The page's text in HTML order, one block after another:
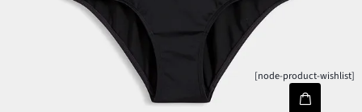
[node-product-wishlist]